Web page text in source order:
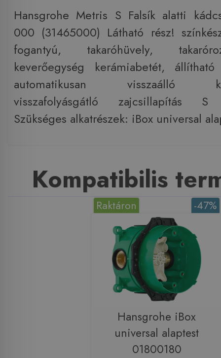
Hansgrohe Metris S Falsík alatti
000 (31465000) Látható rész!
fogantyú, takaróhüvely,
keverőegység kerámiabetét, állítható
automatikusan visszaálló
visszafolyásgátló zajcsillapítás S
Szükséges alkatrészek: iBox universal
Kompatibilis
-47%
Raktáron
Hansgrohe iBox
universal alaptest
01800180